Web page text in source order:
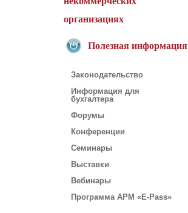
организациях
Полезная информация
Законодательство
Информация для
бухгалтера
Форумы
Конференции
Семинары
Выставки
Вебинары
Программа АРМ «E-Pass»